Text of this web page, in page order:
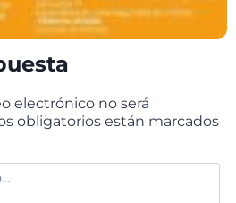
electrónico no será
obligatorios están marcados